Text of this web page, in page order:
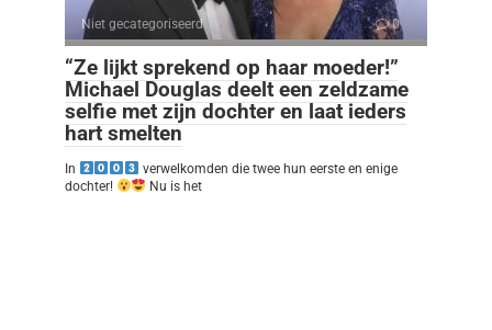
Niet gecategoriseerd 0
“Ze lijkt sprekend op haar moeder!”
Michael Douglas deelt een zeldzame
selfie met zijn dochter en laat ieders
hart smelten
In
verwelkomden die twee hun eerste en enige
dochter!
Nu is het